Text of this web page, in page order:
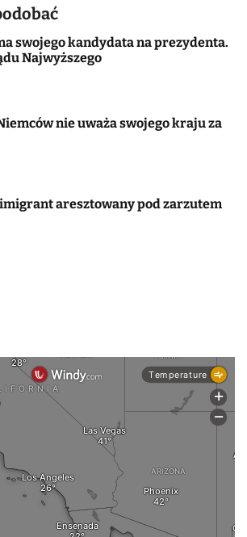
swojego kandydata na prezydenta.
Najwyższego
nie uważa swojego kraju za
aresztowany pod zarzutem